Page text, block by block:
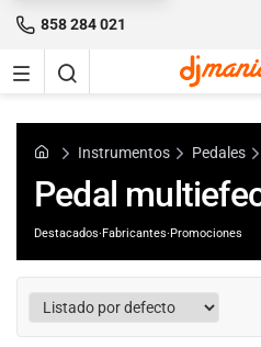
858 284 021
Instrumentos Pedales
Pedal
Destacados·Fabricantes·Promociones